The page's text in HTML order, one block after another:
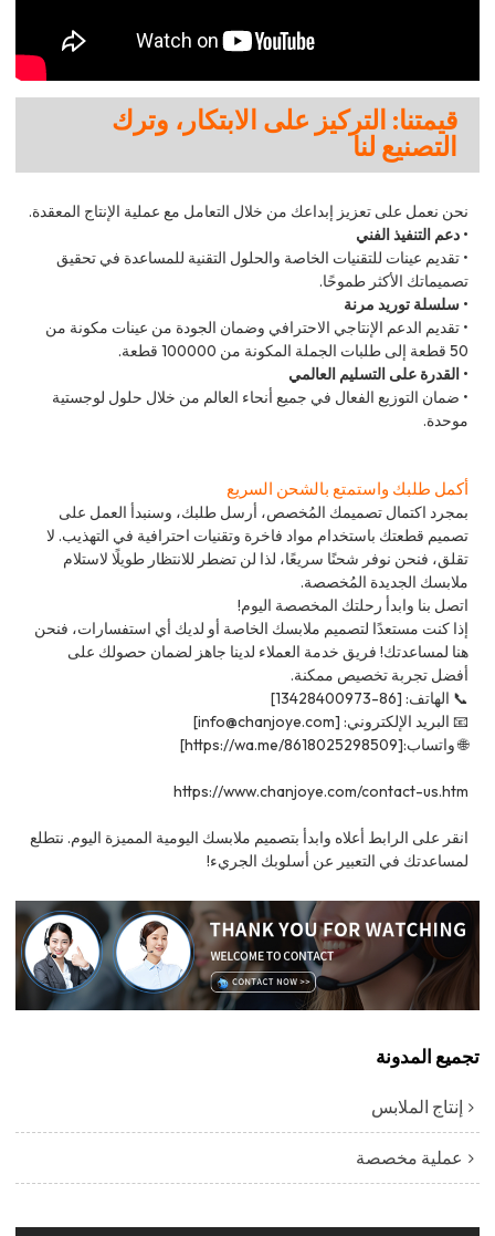
قيمتنا: التركيز على الابتكار، وترك
التصنيع لنا
نحن نعمل على تعزيز إبداعك من خلال التعامل مع عملية الإنتاج المعقدة.
• دعم التنفيذ الفني
• تقديم عينات للتقنيات الخاصة والحلول التقنية للمساعدة في تحقيق
تصميماتك الأكثر طموحًا.
• سلسلة توريد مرنة
• تقديم الدعم الإنتاجي الاحترافي وضمان الجودة من عينات مكونة من
50 قطعة إلى طلبات الجملة المكونة من 100000 قطعة.
• القدرة على التسليم العالمي
• ضمان التوزيع الفعال في جميع أنحاء العالم من خلال حلول لوجستية
موحدة.
أكمل طلبك واستمتع بالشحن السريع
بمجرد اكتمال تصميمك المُخصص، أرسل طلبك، وسنبدأ العمل على
تصميم قطعتك باستخدام مواد فاخرة وتقنيات احترافية في التهذيب. لا
تقلق، فنحن نوفر شحنًا سريعًا، لذا لن تضطر للانتظار طويلًا لاستلام
ملابسك الجديدة المُخصصة.
اتصل بنا وابدأ رحلتك المخصصة اليوم!
إذا كنت مستعدًا لتصميم ملابسك الخاصة أو لديك أي استفسارات، فنحن
هنا لمساعدتك! فريق خدمة العملاء لدينا جاهز لضمان حصولك على
أفضل تجربة تخصيص ممكنة.
📞 الهاتف: [86-13428400973]
📧 البريد الإلكتروني: [info@chanjoye.com]
🌐 واتساب:[https://wa.me/8618025298509]
https://www.chanjoye.com/contact-us.htm
انقر على الرابط أعلاه وابدأ بتصميم ملابسك اليومية المميزة اليوم. نتطلع
لمساعدتك في التعبير عن أسلوبك الجريء!
تجميع المدونة
إنتاج الملابس
عملية مخصصة